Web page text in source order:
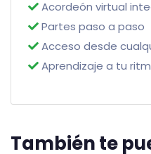
Acordeón virtual
Partes paso a paso
Acceso desde
Aprendizaje a tu
También te